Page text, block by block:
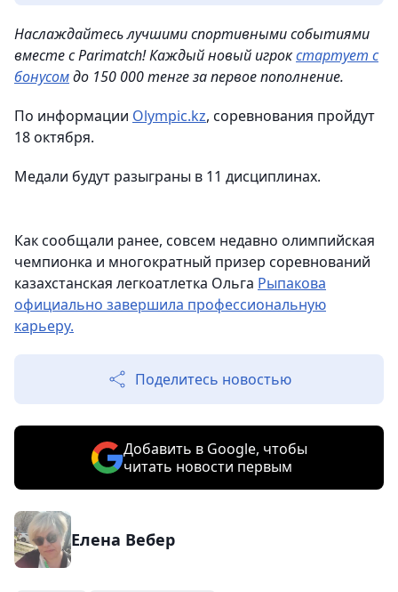
Наслаждайтесь лучшими спортивными событиями
вместе с Parimatch! Каждый новый игрокстартует с
бонусомдо 150 000 тенге за первое пополнение.
По информации Olympic.kz, cоревнования пройдут
18 октября.
Медали будут разыграны в 11 дисциплинах.
Как сообщали ранее, совсем недавно олимпийская
чемпионка и многократный призер соревнований
казахстанская легкоатлетка Ольга Рыпакова
официально завершила профессиональную
карьеру.
Поделитесь новостью
Добавить в Google, чтобы
читать новости первым
Елена Вебер